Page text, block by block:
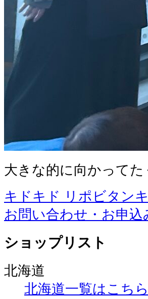
大きな的に向かって
キドキド リポビタン
お問い合わせ・お申
ショップリスト
北海道
北海道一覧はこちら